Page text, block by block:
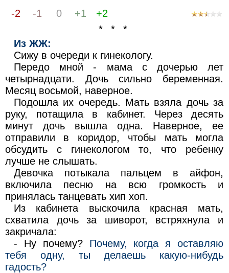
-2
-1 0 +1
+2
* * *
Из ЖЖ:
Сижу в очереди к гинекологу.
Передо мной - мама с дочерью лет
четырнадцати. Дочь сильно беременная.
Месяц восьмой, наверное.
Подошла их очередь. Мать взяла дочь за
руку, потащила в кабинет. Через десять
минут дочь вышла одна. Наверное, ее
отправили в коридор, чтобы мать могла
обсудить с гинекологом то, что ребенку
лучше не слышать.
Девочка потыкала пальцем в айфон,
включила песню на всю громкость и
принялась танцевать хип хоп.
Из кабинета выскочила красная мать,
схватила дочь за шиворот, встряхнула и
закричала:
- Ну почему? Почему, когда я оставляю
тебя одну, ты делаешь какую-нибудь
гадость?